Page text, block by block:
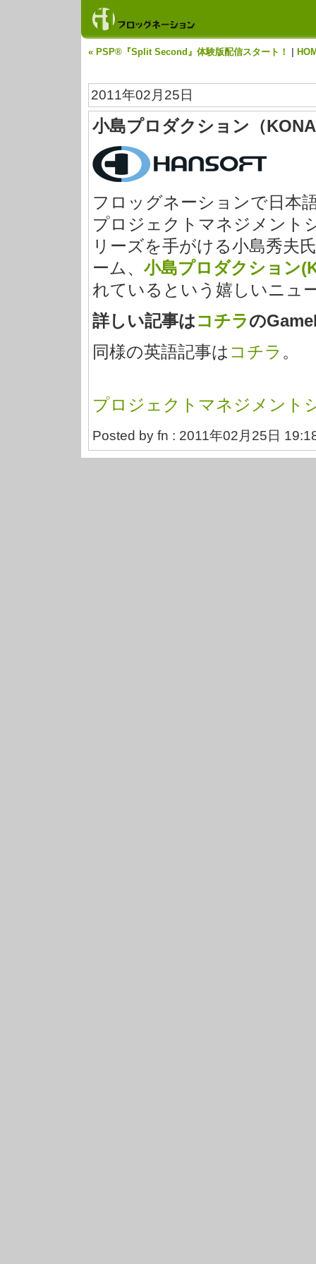
« PSP®『Split Second』体験版配信スタート！
2011年02月25日
小島プロダクション（
フロッグネーションで日本
プロジェクトマネジメント
リーズを手がける小島秀夫
ーム、 小島プロダクション
れているという嬉しいニ
詳しい記事はコチラの
同様の英語記事は コチラ 。
プロジェクトマネジメント
Posted by fn : 2011年02月25日